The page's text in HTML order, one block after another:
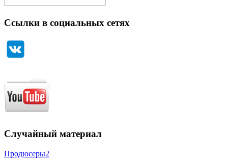
Ссылки в социальных сетях
Случайный материал
Продюсеры2